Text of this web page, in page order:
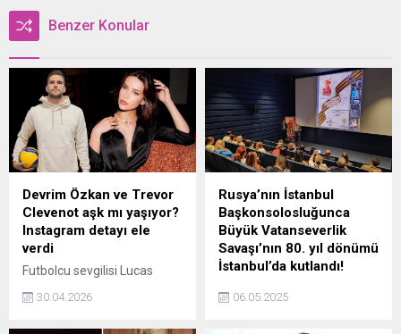
Benzer Konular
Devrim Özkan ve Trevor
Clevenot aşk mı yaşıyor?
Instagram detayı ele
verdi
Futbolcu sevgilisi Lucas
barışık aşk yaşayan oyuncu
30.04.2026
Rusya’nın İstanbul
Başkonsolosluğunca
Büyük Vatanseverlik
Savaşı’nın 80. yıl dönümü
İstanbul’da kutlandı!
Başkonsolosluğunca Büyük
06.05.2025